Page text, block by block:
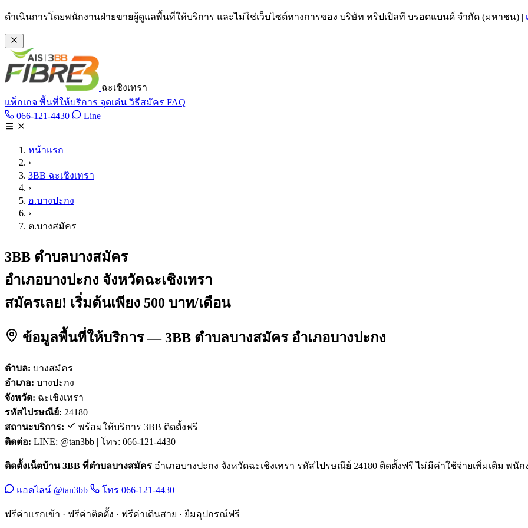
ข้ามไปเนื้อหาหลัก
ดำเนินการโดยพนักงานฝ่ายขายผู้ดูแลพื้นที่ให้บริการ และไม่ใช่เว็บไซต์ทางการของ บริษัท ทริปเปิลที บรอดแบนด์ จำกัด (มหาชน) |
ฉะเชิงเทรา
แพ็กเกจ พื้นที่ให้บริการ จุดเด่น วิธีสมัคร FAQ
066-121-4430 โทร 066-121-4430
LineLine @tan3bb
หน้าแรก
›
3BB ฉะเชิงเทรา
›
อ.บางปะกง
›
ต.บางสมัคร
3BB ตำบลบางสมัคร
อำเภอบางปะกง จังหวัดฉะเชิงเทรา
สมัครเลย! เริ่มต้นเพียง 500 บาท/เดือน
ข้อมูลพื้นที่ให้บริการ — 3BB ตำบลบางสมัคร อำเภอบางปะกง
ตำบล: บางสมัคร
อำเภอ: บางปะกง
จังหวัด: ฉะเชิงเทรา
รหัสไปรษณีย์: 24180
สถานะบริการ:
พร้อมให้บริการ 3BB ติดตั้งฟรี
ติดต่อ: LINE: @tan3bb | โทร: 066-121-4430
ติดตั้งเน็ตบ้าน 3BB ที่ตำบลบางสมัคร อำเภอบางปะกง จังหวัดฉะเชิงเทรา รหัสไปรษณีย์ 24180 ติดตั้งฟรี ไม่มีค่าใช้จ่ายเพิ่มเติม พ
แอดไลน์ @tan3bb โทร 066-121-4430
ฟรีค่าแรกเข้า · ฟรีค่าติดตั้ง · ฟรีค่าเดินสาย · ยืมอุปกรณ์ฟรี